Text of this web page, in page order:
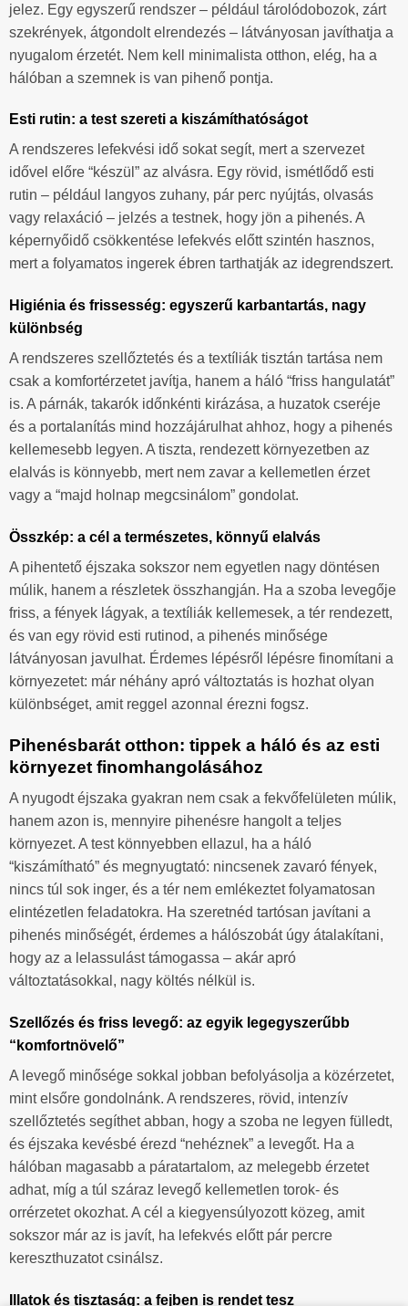
jelez. Egy egyszerű rendszer – például tárolódobozok, zárt
szekrények, átgondolt elrendezés – látványosan javíthatja a
nyugalom érzetét. Nem kell minimalista otthon, elég, ha a
hálóban a szemnek is van pihenő pontja.
Esti rutin: a test szereti a kiszámíthatóságot
A rendszeres lefekvési idő sokat segít, mert a szervezet
idővel előre “készül” az alvásra. Egy rövid, ismétlődő esti
rutin – például langyos zuhany, pár perc nyújtás, olvasás
vagy relaxáció – jelzés a testnek, hogy jön a pihenés. A
képernyőidő csökkentése lefekvés előtt szintén hasznos,
mert a folyamatos ingerek ébren tarthatják az idegrendszert.
Higiénia és frissesség: egyszerű karbantartás, nagy
különbség
A rendszeres szellőztetés és a textíliák tisztán tartása nem
csak a komfortérzetet javítja, hanem a háló “friss hangulatát”
is. A párnák, takarók időnkénti kirázása, a huzatok cseréje
és a portalanítás mind hozzájárulhat ahhoz, hogy a pihenés
kellemesebb legyen. A tiszta, rendezett környezetben az
elalvás is könnyebb, mert nem zavar a kellemetlen érzet
vagy a “majd holnap megcsinálom” gondolat.
Összkép: a cél a természetes, könnyű elalvás
A pihentető éjszaka sokszor nem egyetlen nagy döntésen
múlik, hanem a részletek összhangján. Ha a szoba levegője
friss, a fények lágyak, a textíliák kellemesek, a tér rendezett,
és van egy rövid esti rutinod, a pihenés minősége
látványosan javulhat. Érdemes lépésről lépésre finomítani a
környezetet: már néhány apró változtatás is hozhat olyan
különbséget, amit reggel azonnal érezni fogsz.
Pihenésbarát otthon: tippek a háló és az esti
környezet finomhangolásához
A nyugodt éjszaka gyakran nem csak a fekvőfelületen múlik,
hanem azon is, mennyire pihenésre hangolt a teljes
környezet. A test könnyebben ellazul, ha a háló
“kiszámítható” és megnyugtató: nincsenek zavaró fények,
nincs túl sok inger, és a tér nem emlékeztet folyamatosan
elintézetlen feladatokra. Ha szeretnéd tartósan javítani a
pihenés minőségét, érdemes a hálószobát úgy átalakítani,
hogy az a lelassulást támogassa – akár apró
változtatásokkal, nagy költés nélkül is.
Szellőzés és friss levegő: az egyik legegyszerűbb
“komfortnövelő”
A levegő minősége sokkal jobban befolyásolja a közérzetet,
mint elsőre gondolnánk. A rendszeres, rövid, intenzív
szellőztetés segíthet abban, hogy a szoba ne legyen fülledt,
és éjszaka kevésbé érezd “nehéznek” a levegőt. Ha a
hálóban magasabb a páratartalom, az melegebb érzetet
adhat, míg a túl száraz levegő kellemetlen torok- és
orrérzetet okozhat. A cél a kiegyensúlyozott közeg, amit
sokszor már az is javít, ha lefekvés előtt pár percre
kereszthuzatot csinálsz.
Illatok és tisztaság: a fejben is rendet tesz